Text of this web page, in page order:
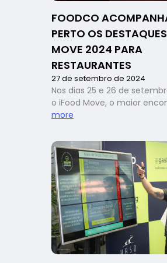
FOODCO
PERTO OS
MOVE 2024 PARA
RESTAURANTES
27 de setembro de 2024
Nos dias 25 e 26 de
o iFood Move, o maior
more
acompanha
de
perto
os
destaques
do
iFood
Move
2024
para